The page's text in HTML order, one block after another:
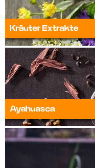
Kräuter Extrakte
Ayahuasca